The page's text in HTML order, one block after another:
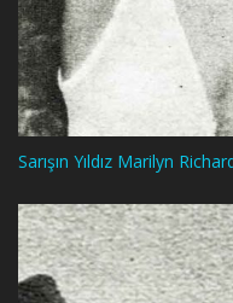
Sarışın Yıldız Marilyn